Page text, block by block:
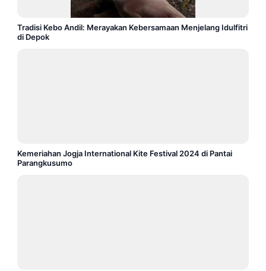
Tradisi Kebo Andil: Merayakan Kebersamaan Menjelang Idulfitri
di Depok
Kemeriahan Jogja International Kite Festival 2024 di Pantai
Parangkusumo